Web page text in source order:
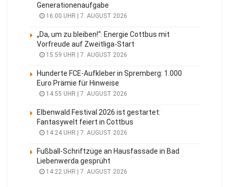
Generationenaufgabe
16:00 UHR | 7. AUGUST 2026
„Da, um zu bleiben!“: Energie Cottbus mit
Vorfreude auf Zweitliga-Start
15:59 UHR | 7. AUGUST 2026
Hunderte FCE-Aufkleber in Spremberg: 1.000
Euro Prämie für Hinweise
14:55 UHR | 7. AUGUST 2026
Elbenwald Festival 2026 ist gestartet:
Fantasywelt feiert in Cottbus
14:24 UHR | 7. AUGUST 2026
Fußball-Schriftzüge an Hausfassade in Bad
Liebenwerda gesprüht
14:22 UHR | 7. AUGUST 2026